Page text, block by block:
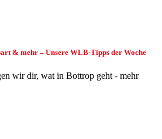
& mehr – Unsere WLB-Tipps der Woche
wir dir, wat in Bottrop geht - mehr